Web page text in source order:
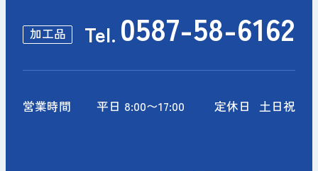
加工品 Tel. 0587-58-6162
営業時間 平日 8:00〜17:00 定休日 土日祝